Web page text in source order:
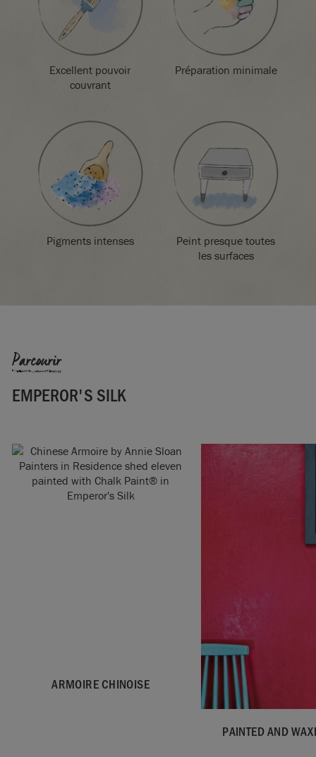
conformément à la réglementation locale.
Fabriqué au Royaume-Uni. Importé et distribué dans l’UE par
Excellent pouvoir
couvrant
Préparation minimale
Pigments intenses
Peint presque toutes
les surfaces
Parcourir
EMPEROR'S SILK
ARMOIRE CHINOISE
PAINTED AND